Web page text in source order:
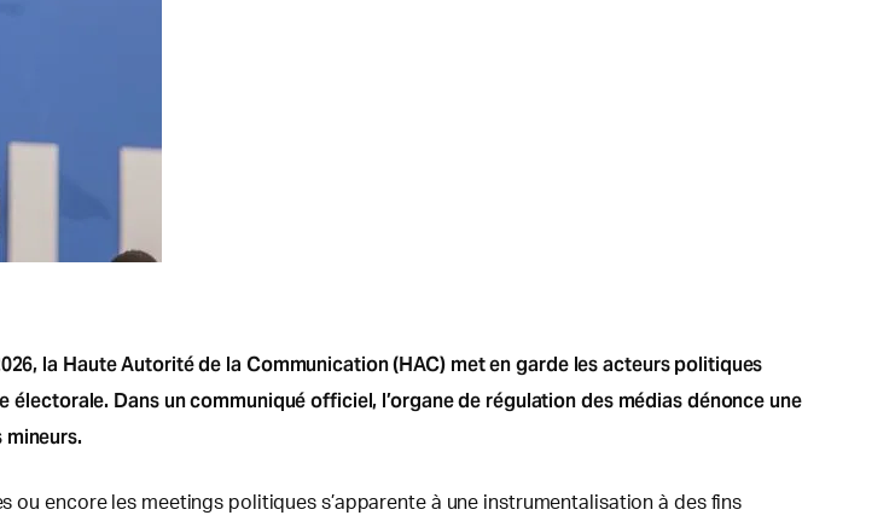
la Haute Autorité de la Communication (HAC) met en garde les acteurs politiques
Dans un communiqué officiel, l’organe de régulation des médias dénonce une
ou encore les meetings politiques s’apparente à une instrumentalisation à des fins